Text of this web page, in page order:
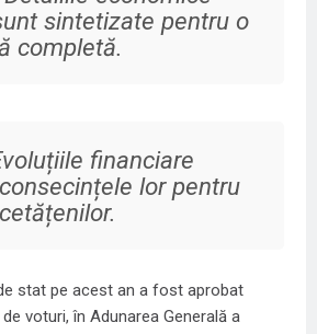
sintetizate pentru o
completă.
financiare
lor pentru
stat pe acest an a fost aprobat
voturi, în Adunarea Generală a